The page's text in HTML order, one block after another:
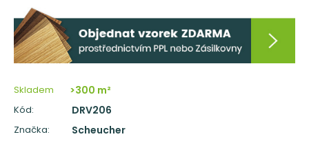
Skladem >300 m²
Kód: DRV206
Značka: Scheucher
D
p
o
r
u